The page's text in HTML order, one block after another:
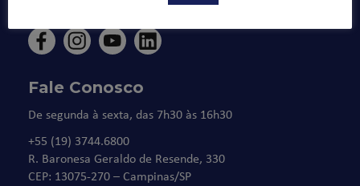
Fale Conosco
De segunda à sexta, das 7h30 às 16h30
+55 (19) 3744.6800
R. Baronesa Geraldo de Resende, 330
CEP: 13075-270 – Campinas/SP